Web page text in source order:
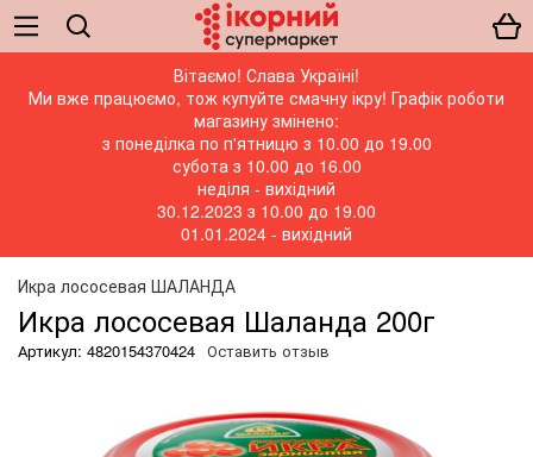
Вітаємо! Слава Україні!
Ми вже працюємо, тож купуйте смачну ікру! Графік роботи
магазину змінено:
з понеділка по п'ятницю з 10.00 до 19.00
субота з 10.00 до 16.00
неділя - вихідний
30.12.2023 з 10.00 до 19.00
01.01.2024 - вихідний
Икра лососевая ШАЛАНДА
Икра лососевая Шаланда 200г
Артикул: 4820154370424 Оставить отзыв